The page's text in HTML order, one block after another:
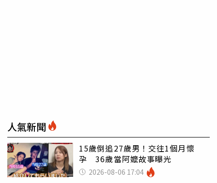
人氣新聞
15歲倒追27歲男！交往1個月懷
孕 36歲當阿嬤故事曝光
2026-08-06 17:04